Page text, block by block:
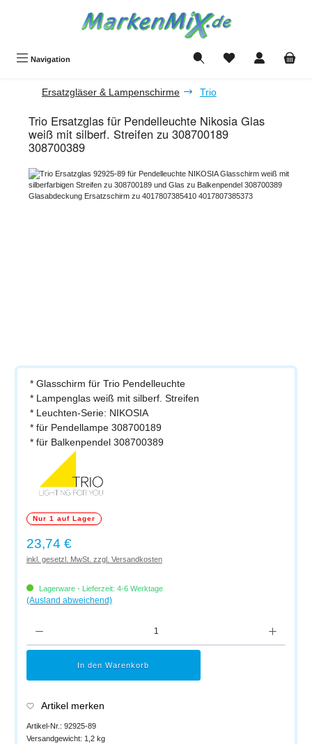
Navigation Du hast 0 Produkte
Ersatzgläser & Lampenschirme Trio
Trio Ersatzglas für Pendelleuchte Nikosia Glas
weiß mit silberf. Streifen zu 308700189
308700389
Bildergalerie überspringen
* Glasschirm für Trio Pendelleuchte
* Lampenglas weiß mit silberf. Streifen
* Leuchten-Serie: NIKOSIA
* für Pendellampe 308700189
* für Balkenpendel 308700389
Nur 1 auf Lager
Regulärer Preis:
23,74 €
inkl. gesetzl. MwSt. zzgl. Versandkosten
Lagerware - Lieferzeit: 4-6 Werktage
(Ausland abweichend)
In den Warenkorb
Artikel merken
Artikel-Nr.: 92925-89
Versandgewicht: 1,2 kg